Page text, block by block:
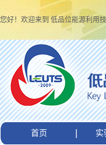
您好！欢迎来到 低品位能源利用
首页 实